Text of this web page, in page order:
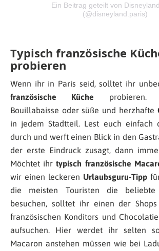
Ein Beitrag geteilt von
(@disneyland.paris)
Typisch französische
probieren
Wenn ihr in Paris seid, solltet ihr
französische Küche probieren.
Bouillabaisse oder süße und herzhafte
in jedem Stadtteil. Lest euch einfach
durch und werft einen Blick in den
der erste Eindruck zusagt, dann
Möchtet ihrtypisch französische
wir einen leckeren Urlaubsguru-Tipp
die meisten Touristen die beliebte
besuchen, solltet ihr einen der
französischen Konditors und
aufsuchen. Hier werdet ihr selten
Macaron anstehen müssen wie bei